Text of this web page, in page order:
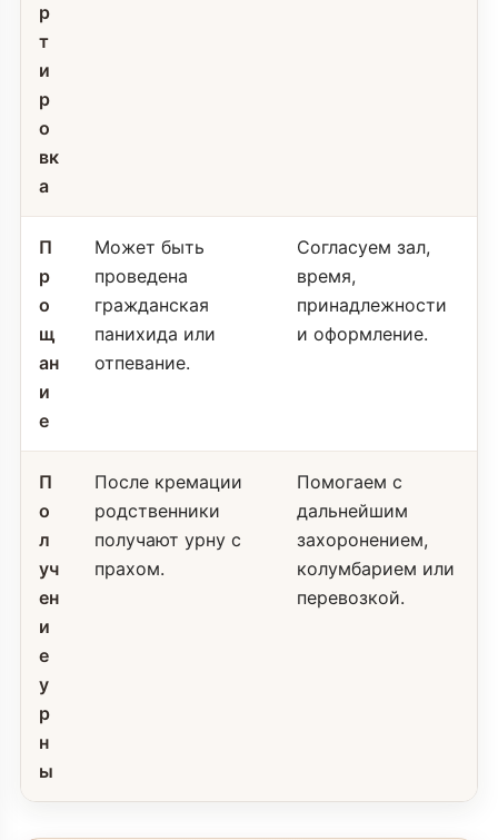
р
т
и
р
о
вк
а
П
р
о
щ
ан
и
е
Может быть
проведена
гражданская
панихида или
отпевание.
Согласуем зал,
время,
принадлежности
и оформление.
П
о
л
уч
ен
и
е
у
р
н
ы
После кремации
родственники
получают урну с
прахом.
Помогаем с
дальнейшим
захоронением,
колумбарием или
перевозкой.